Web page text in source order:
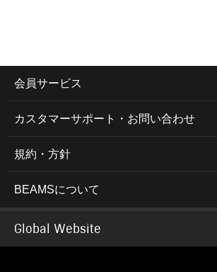
会員サービス
カスタマーサポート・お問い合わせ
規約・方針
BEAMSについて
Global Website